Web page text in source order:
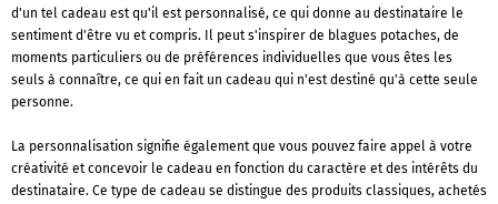
d'un tel cadeau est qu'il est personnalisé, ce qui donne au destinataire le
sentiment d'être vu et compris. Il peut s'inspirer de blagues potaches, de
moments particuliers ou de préférences individuelles que vous êtes les
seuls à connaître, ce qui en fait un cadeau qui n'est destiné qu'à cette seule
personne.
La personnalisation signifie également que vous pouvez faire appel à votre
créativité et concevoir le cadeau en fonction du caractère et des intérêts du
destinataire. Ce type de cadeau se distingue des produits classiques, achetés